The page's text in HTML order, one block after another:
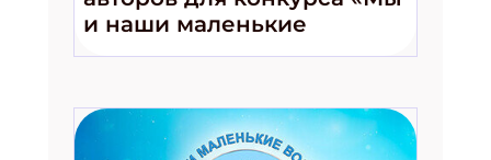
и наши маленькие
волшебники!»